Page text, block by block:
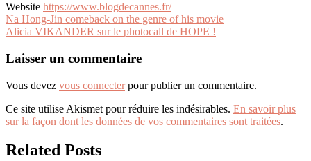
Website https://www.blogdecannes.fr/
Navigation
de
l’article
Na Hong-Jin comeback on the genre of his movie
Alicia VIKANDER sur le photocall de HOPE !
Laisser un commentaire
Vous devez vous connecterpour publier un commentaire.
Ce site utilise Akismet pour réduire les indésirables. En savoir plus
sur la façon dont les données de vos commentaires sont traitées.
Related Posts